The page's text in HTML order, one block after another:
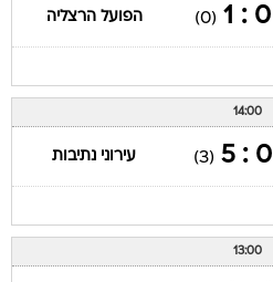
0 : 1
(0) הפועל הרצליה
14:00
0 : 5
(3) עירוני נתיבות
13:00